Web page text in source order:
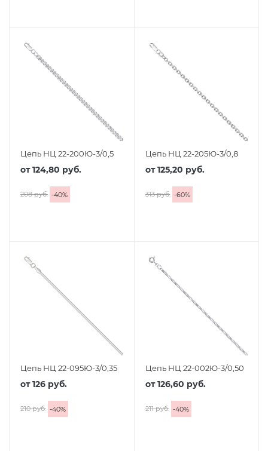
Цепь НЦ 22-200Ю-3/0,5
от124,80 руб.
208 руб. -40%
Цепь НЦ 22-205Ю-3/0,8
от125,20 руб.
313 руб. -60%
Цепь НЦ 22-095Ю-3/0,35
от126 руб.
210 руб. -40%
Цепь НЦ 22-002Ю-3/0,50
от126,60 руб.
211 руб. -40%